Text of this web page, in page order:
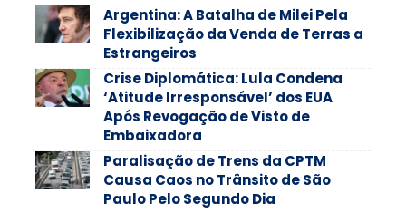
Argentina: A Batalha de Milei Pela
Flexibilização da Venda de Terras a
Estrangeiros
Crise Diplomática: Lula Condena
‘Atitude Irresponsável’ dos EUA
Após Revogação de Visto de
Embaixadora
Paralisação de Trens da CPTM
Causa Caos no Trânsito de São
Paulo Pelo Segundo Dia